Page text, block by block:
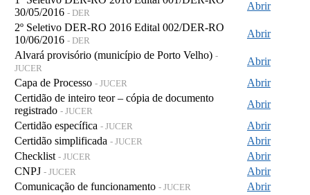
30/05/2016 - DER
Abrir
2º Seletivo DER-RO 2016 Edital 002/DER-RO
10/06/2016 - DER
Abrir
Alvará provisório (município de Porto Velho) -
JUCER
Abrir
Capa de Processo - JUCER
Abrir
Certidão de inteiro teor – cópia de documento
registrado - JUCER
Abrir
Certidão específica - JUCER
Abrir
Certidão simplificada - JUCER
Abrir
Checklist - JUCER
Abrir
CNPJ - JUCER
Abrir
Comunicação de funcionamento - JUCER
Abrir